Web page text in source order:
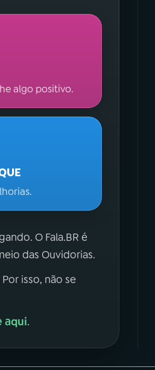
algo positivo.
O Fala.BR é
das Ouvidorias.
isso, não se
aqui.